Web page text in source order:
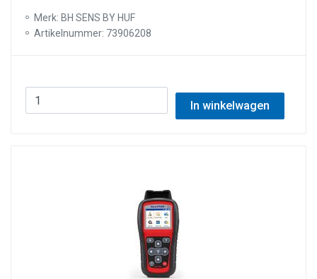
Merk: BH SENS BY HUF
Artikelnummer: 73906208
In winkelwagen